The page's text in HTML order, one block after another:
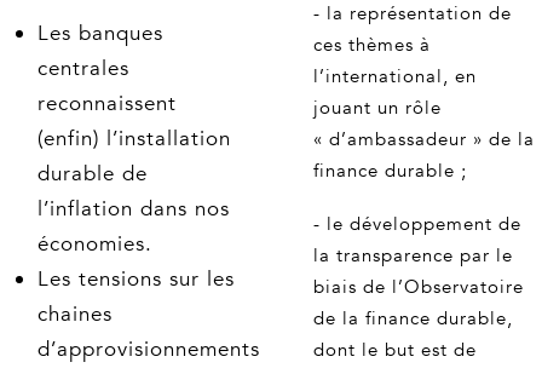
- la représentation de
ces thèmes à
l’international, en
jouant un rôle
« d’ambassadeur » de la
finance durable ;
- le développement de
la transparence par le
biais de l’Observatoire
de la finance durable,
dont le but est de
Les banques
centrales
reconnaissent
(enfin) l’installation
durable de
l’inflation dans nos
économies.
Les tensions sur les
chaines
d’approvisionnements